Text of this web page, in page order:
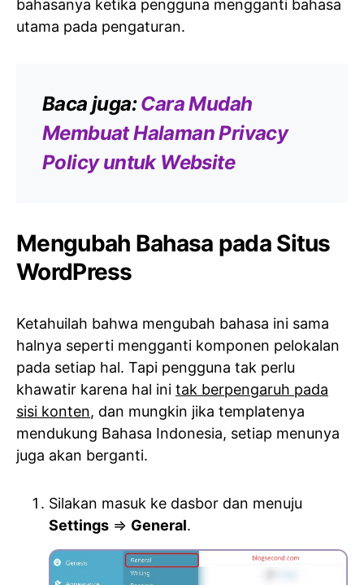
bahasanya ketika pengguna mengganti bahasa
utama pada pengaturan.
Baca juga:Cara Mudah
Membuat Halaman Privacy
Policy untuk Website
Mengubah Bahasa pada Situs
WordPress
Ketahuilah bahwa mengubah bahasa ini sama
halnya seperti mengganti komponen pelokalan
pada setiap hal. Tapi pengguna tak perlu
khawatir karena hal ini tak berpengaruh pada
sisi konten, dan mungkin jika templatenya
mendukung Bahasa Indonesia, setiap menunya
juga akan berganti.
Silakan masuk ke dasbor dan menuju
Settings => General.